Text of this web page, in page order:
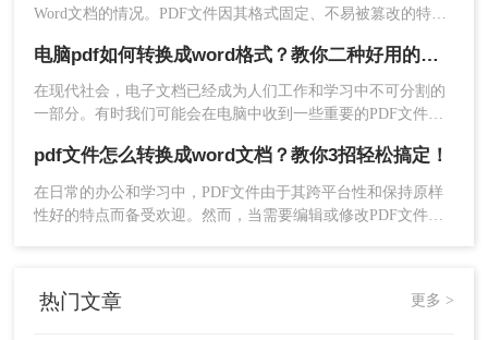
三、使用Microsoft Word的“打开”功能
转换为Word文档，但用户可以尝试使用Word的“打
Word文档的情况。PDF文件因其格式固定、不易被篡改的特点
得更为灵活和方便。那么如何把pdf转换成word文档呢？本文将
介绍三种将PDF转换成Word文档的实用方法，帮助您轻松应对
这一需求。
电脑pdf如何转换成word格式？教你二种好用的方法！
在现代社会，电子文档已经成为人们工作和学习中不可分割的
一部分。有时我们可能会在电脑中收到一些重要的PDF文件，
转换成Word格式。本文将详细介绍电脑pdf如何转换成word格
式。​
pdf文件怎么转换成word文档？教你3招轻松搞定！
在日常的办公和学习中，PDF文件由于其跨平台性和保持原样
性好的特点而备受欢迎。然而，当需要编辑或修改PDF文件的
热门文章 更多 >